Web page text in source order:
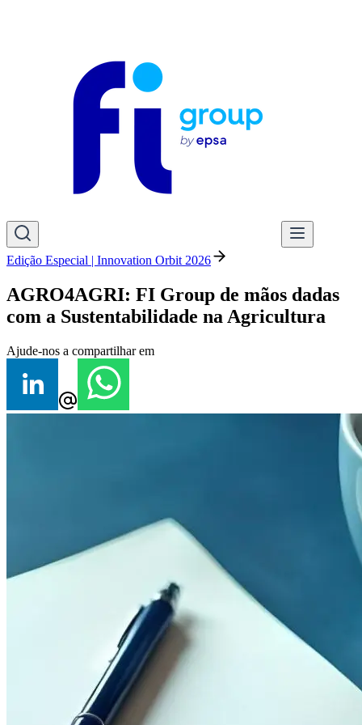
Edição Especial | Innovation Orbit 2026
AGRO4AGRI: FI Group de mãos dadas
com a Sustentabilidade na Agricultura
Ajude-nos a compartilhar em